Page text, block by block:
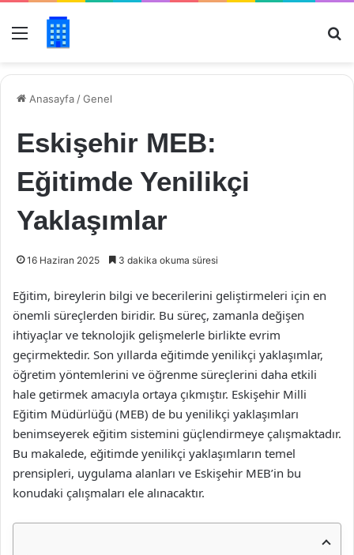
Menü
Anasayfa /Genel
Eskişehir MEB:
Eğitimde Yenilikçi
Yaklaşımlar
16 Haziran 2025 3 dakika okuma süresi
Eğitim, bireylerin bilgi ve becerilerini geliştirmeleri için en
önemli süreçlerden biridir. Bu süreç, zamanla değişen
ihtiyaçlar ve teknolojik gelişmelerle birlikte evrim
geçirmektedir. Son yıllarda eğitimde yenilikçi yaklaşımlar,
öğretim yöntemlerini ve öğrenme süreçlerini daha etkili
hale getirmek amacıyla ortaya çıkmıştır. Eskişehir Milli
Eğitim Müdürlüğü (MEB) de bu yenilikçi yaklaşımları
benimseyerek eğitim sistemini güçlendirmeye çalışmaktadır.
Bu makalede, eğitimde yenilikçi yaklaşımların temel
prensipleri, uygulama alanları ve Eskişehir MEB’in bu
konudaki çalışmaları ele alınacaktır.